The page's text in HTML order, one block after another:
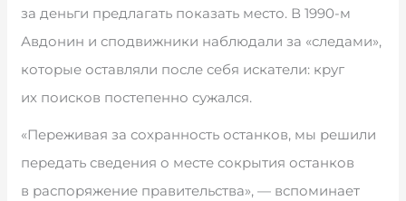
за деньги предлагать показать место. В 1990-м
Авдонин и сподвижники наблюдали за «следами»,
которые оставляли после себя искатели: круг
их поисков постепенно сужался.
«Переживая за сохранность останков, мы решили
передать сведения о месте сокрытия останков
в распоряжение правительства», — вспоминает